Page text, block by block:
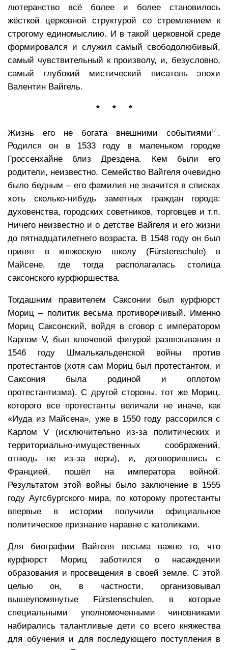
лютеранство всё более и более становилось
жёсткой церковной структурой со стремлением к
строгому единомыслию. И в такой церковной среде
формировался и служил самый свободолюбивый,
самый чувствительный к произволу, и, безусловно,
самый глубокий мистический писатель эпохи
Валентин Вайгель.
* * *
Жизнь его не богата внешними событиями[7].
Родился он в 1533 году в маленьком городке
Гроссенхайне близ Дрездена. Кем были его
родители, неизвестно. Семейство Вайгеля очевидно
было бедным – его фамилия не значится в списках
хоть сколько-нибудь заметных граждан города:
духовенства, городских советников, торговцев и т.п.
Ничего неизвестно и о детстве Вайгеля и его жизни
до пятнадцатилетнего возраста. В 1548 году он был
принят в княжескую школу (Fürstenschule) в
Майсене, где тогда располагалась столица
саксонского курфюршества.
Тогдашним правителем Саксонии был курфюрст
Мориц – политик весьма противоречивый. Именно
Мориц Саксонский, войдя в сговор с императором
Карлом V, был ключевой фигурой развязывания в
1546 году Шмалькальденской войны против
протестантов (хотя сам Мориц был протестантом, и
Саксония была родиной и оплотом
протестантизма). С другой стороны, тот же Мориц,
которого все протестанты величали не иначе, как
«Иуда из Майсена», уже в 1550 году рассорился с
Карлом V (исключительно из-за политических и
территориально-имущественных соображений,
отнюдь не из-за веры), и, договорившись с
Францией, пошёл на императора войной.
Результатом этой войны было заключение в 1555
году Аугсбургского мира, по которому протестанты
впервые в истории получили официальное
политическое признание наравне с католиками.
Для биографии Вайгеля весьма важно то, что
курфюрст Мориц заботился о насаждении
образования и просвещения в своей земле. С этой
целью он, в частности, организовывал
вышеупомянутые Fürstenschulen, в которые
специальными уполномоченными чиновниками
набирались талантливые дети со всего княжества
для обучения и для последующего поступления в